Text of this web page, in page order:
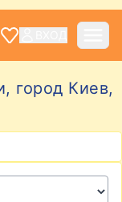
город Киев,